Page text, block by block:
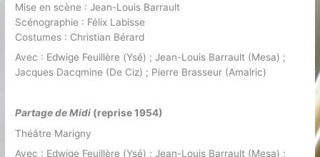
Mise en scène : Jean-Louis Barrault
Scénographie : Félix Labisse
Costumes : Christian Bérard
Avec : Edwige Feuillère (Ysé) ; Jean-Louis Barrault (Mesa) ;
Jacques Dacqmine (De Ciz) ; Pierre Brasseur (Amalric)
Partage de Midi (reprise 1954)
Théâtre Marigny
Avec : Edwige Feuillère (Ysé) ; Jean-Louis Barrault (Mesa) ;